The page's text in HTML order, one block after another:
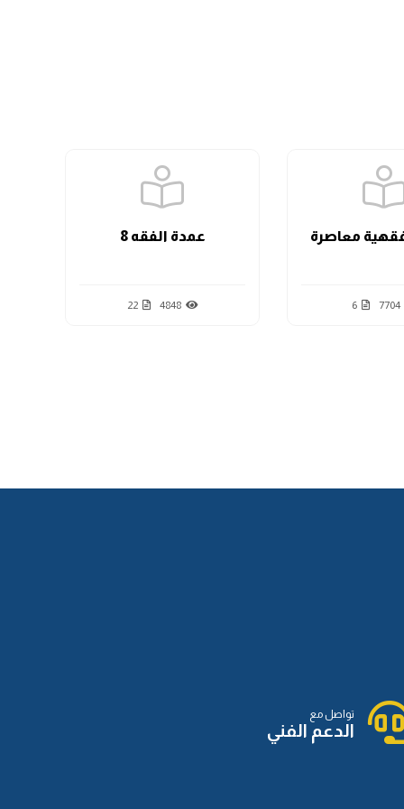
الدرس السادس عشر
معاصرة
7704
6
عمدة الفقه 8
4848
22
تواصل مع
الدعم الفني